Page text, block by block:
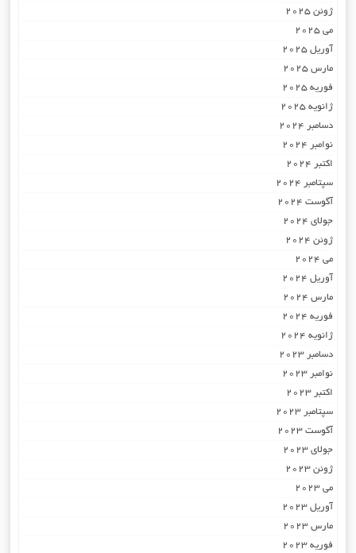
ژوئن 2025
می 2025
آوریل 2025
مارس 2025
فوریه 2025
ژانویه 2025
دسامبر 2024
نوامبر 2024
اکتبر 2024
سپتامبر 2024
آگوست 2024
جولای 2024
ژوئن 2024
می 2024
آوریل 2024
مارس 2024
فوریه 2024
ژانویه 2024
دسامبر 2023
نوامبر 2023
اکتبر 2023
سپتامبر 2023
آگوست 2023
جولای 2023
ژوئن 2023
می 2023
آوریل 2023
مارس 2023
فوریه 2023